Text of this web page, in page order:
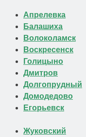
Апрелевка
Балашиха
Волоколамск
Воскресенск
Голицыно
Дмитров
Долгопрудный
Домодедово
Егорьевск
Жуковский